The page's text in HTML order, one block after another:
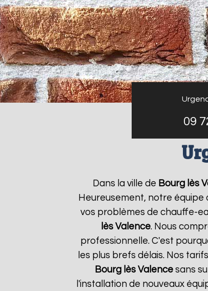
09
Dans la ville de Bourg lès
Heureusement, notre
vos problèmes de chauffe-
lès Valence. Nous
professionnelle. C'est
les plus brefs délais. Nos
Bourg lès Valencesans
l'installation de nouveaux